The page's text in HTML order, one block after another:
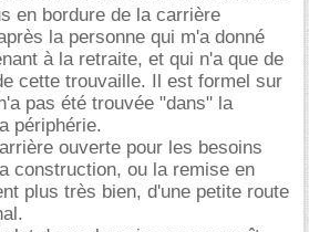
en bordure de la carrière
la personne qui m'a donné
à la retraite, et qui n'a que de
cette trouvaille. Il est formel sur
pas été trouvée "dans" la
périphérie.
ouverte pour les besoins
construction, ou la remise en
plus très bien, d'une petite route